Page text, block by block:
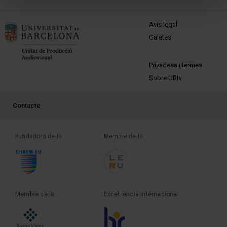
MENÚ PEU 1
Avís legal
Galetes
PEU 2
Privadesa i termes
Sobre UBtv
PEU 3
Contacte
Fundadora de la Membre de la
Membre de la Excel·lència internacional